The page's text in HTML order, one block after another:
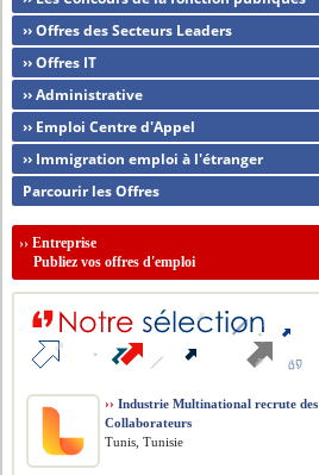
›› Offres des Secteurs Leaders
›› Offres IT
›› Administrative
›› Emploi Centre d'Appel
›› Immigration emploi à l'étranger
Parcourir les Offres
››Entreprise
Publiez vos offres d'emploi
›› Industrie Multinational recrute des
Collaborateurs
Tunis, Tunisie